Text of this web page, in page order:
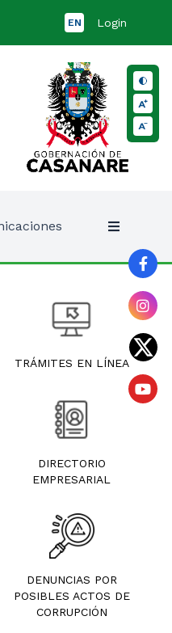
EN Login
TRÁMITES EN LÍNEA
DIRECTORIO
EMPRESARIAL
DENUNCIAS POR
POSIBLES ACTOS DE
CORRUPCIÓN